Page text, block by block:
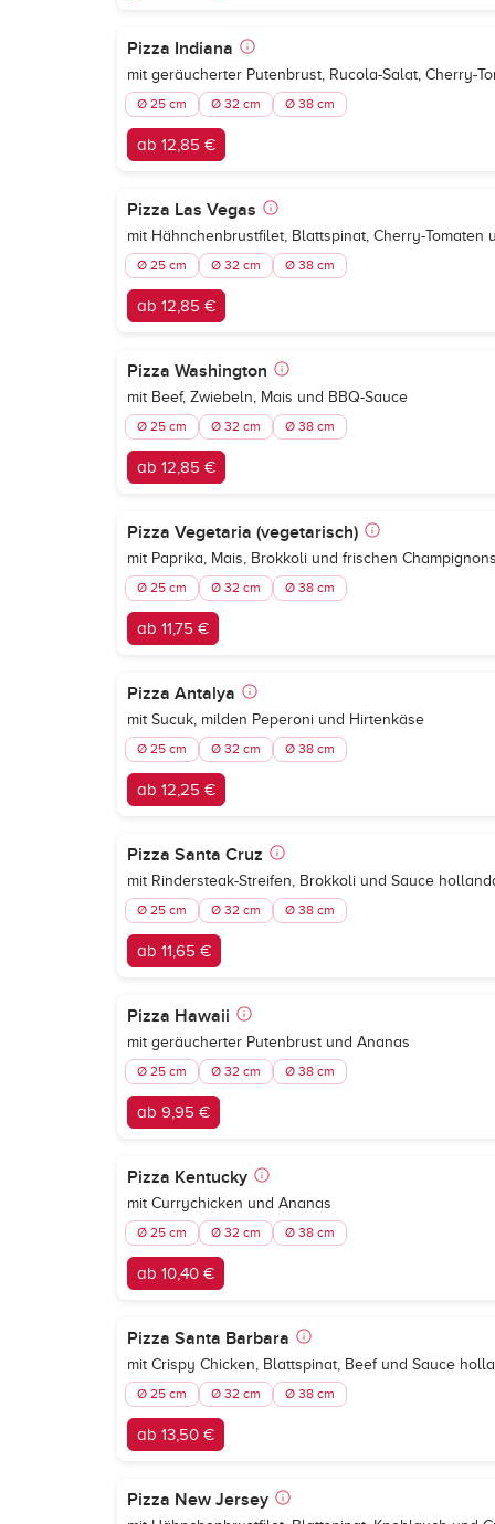
Pizza Indiana
mit geräucherter Putenbrust, Rucola-Salat, Cherry-
Ø 25 cm Ø 32 cm Ø 38 cm
ab 12,85 €
Pizza Las Vegas
mit Hähnchenbrustfilet, Blattspinat, Cherry-Tomaten
Ø 25 cm Ø 32 cm Ø 38 cm
ab 12,85 €
Pizza Washington
mit Beef, Zwiebeln, Mais und BBQ-Sauce
Ø 25 cm Ø 32 cm Ø 38 cm
ab 12,85 €
Pizza Vegetaria (vegetarisch)
mit Paprika, Mais, Brokkoli und frischen Champignons
Ø 25 cm Ø 32 cm Ø 38 cm
ab 11,75 €
Pizza Antalya
mit Sucuk, milden Peperoni und Hirtenkäse
Ø 25 cm Ø 32 cm Ø 38 cm
ab 12,25 €
Pizza Santa Cruz
mit Rindersteak-Streifen, Brokkoli und Sauce
Ø 25 cm Ø 32 cm Ø 38 cm
ab 11,65 €
Pizza Hawaii
mit geräucherter Putenbrust und Ananas
Ø 25 cm Ø 32 cm Ø 38 cm
ab 9,95 €
Pizza Kentucky
mit Currychicken und Ananas
Ø 25 cm Ø 32 cm Ø 38 cm
ab 10,40 €
Pizza Santa Barbara
mit Crispy Chicken, Blattspinat, Beef und Sauce
Ø 25 cm Ø 32 cm Ø 38 cm
ab 13,50 €
Pizza New Jersey